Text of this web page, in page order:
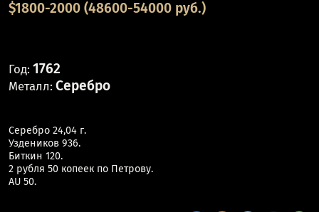
$1800-2000 (48600-54000 руб.)
Год: 1762
Металл: Серебро
Серебро 24,04 г.
Уздеников 936.
Биткин 120.
2 рубля 50 копеек по Петрову.
AU 50.